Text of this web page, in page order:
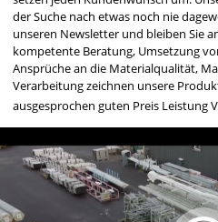
der Suche nach etwas noch nie
unseren Newsletter und bleiben Sie
kompetente Beratung, Umsetzung
Ansprüche an die Materialqualität,
Verarbeitung zeichnen unsere
ausgesprochen guten Preis Leistung